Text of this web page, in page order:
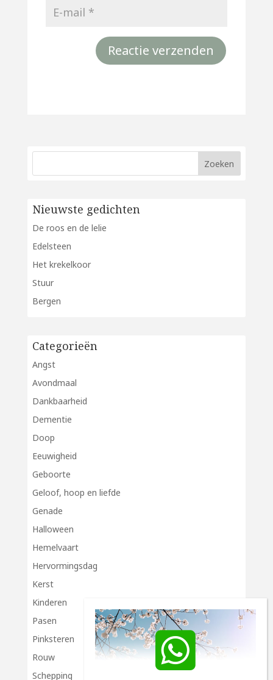
Nieuwste gedichten
De roos en de lelie
Edelsteen
Het krekelkoor
Stuur
Bergen
Categorieën
Angst
Avondmaal
Dankbaarheid
Dementie
Doop
Eeuwigheid
Geboorte
Geloof, hoop en liefde
Genade
Halloween
Hemelvaart
Hervormingsdag
Kerst
Kinderen
Pasen
Pinksteren
Rouw
Schepping